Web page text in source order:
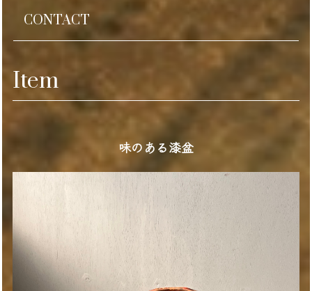
CONTACT
Item
味のある漆盆